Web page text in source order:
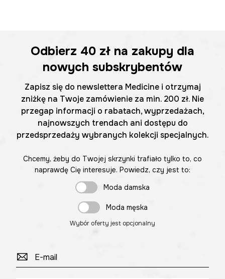
Odbierz 40 zł na zakupy dla
nowych subskrybentów
Zapisz się do newslettera Medicine i otrzymaj
zniżkę na Twoje zamówienie za min. 200 zł. Nie
przegap informacji o rabatach, wyprzedażach,
najnowszych trendach ani dostępu do
przedsprzedaży wybranych kolekcji specjalnych.
Chcemy, żeby do Twojej skrzynki trafiało tylko to, co
naprawdę Cię interesuje. Powiedz, czy jest to:
Moda damska
Moda męska
Wybór oferty jest opcjonalny